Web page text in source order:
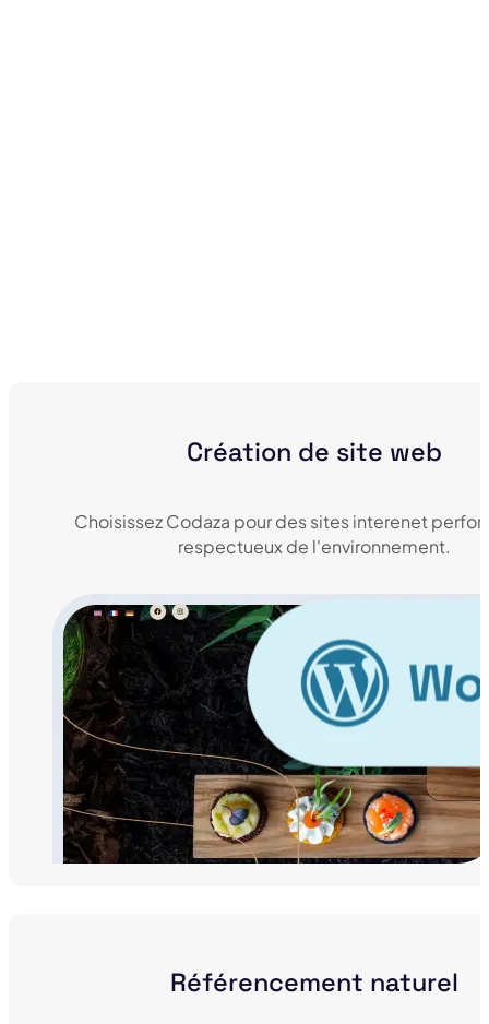
Création de site web
Choisissez Codaza pour des sites interenet
respectueux de l'environnement.
Référencement naturel